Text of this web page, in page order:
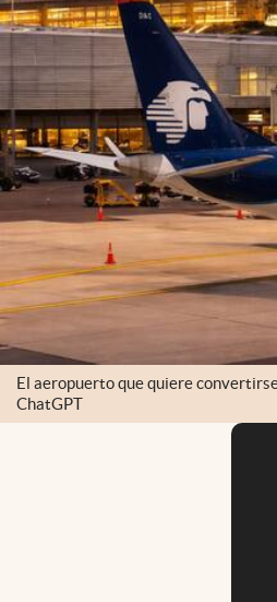
El aeropuerto que quiere
ChatGPT